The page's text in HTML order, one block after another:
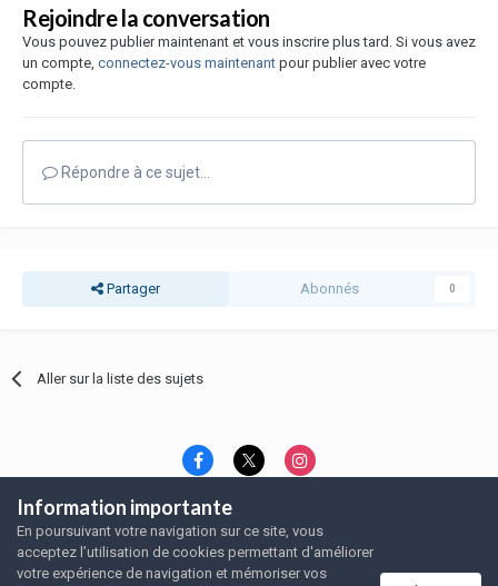
Rejoindre la conversation
Vous pouvez publier maintenant et vous inscrire plus tard. Si vous avez
un compte, connectez-vous maintenant pour publier avec votre
compte.
Répondre à ce sujet…
Partager Abonnés 0
Aller sur la liste des sujets
Langue Thème
Politique de confidentialité
Nous contacter
Nous contacter
SRFA, l'association des amoureux du rat domestique
Information importante
En poursuivant votre navigation sur ce site, vous
acceptez l’utilisation de cookies permettant d'améliorer
votre expérience de navigation et mémoriser vos